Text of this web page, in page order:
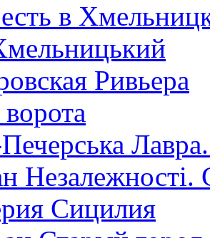
в
Ривьера
ворота
Незалежності.
Сицилия